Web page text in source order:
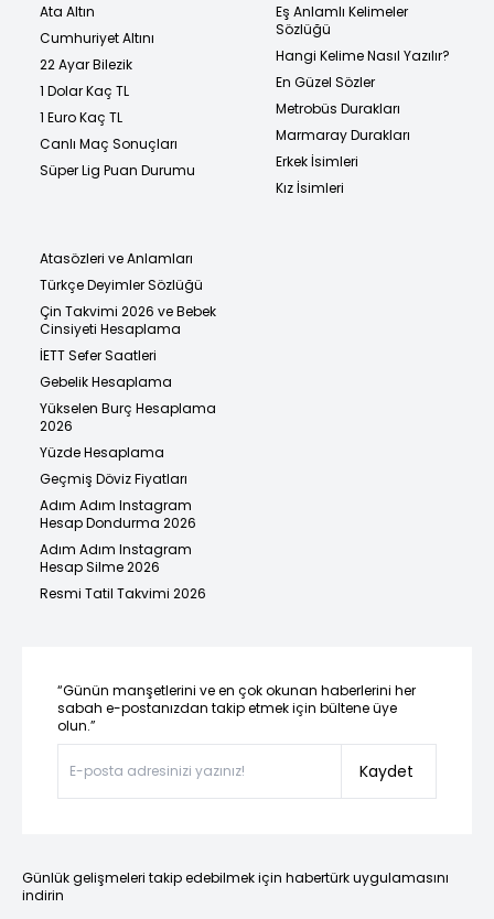
Ata Altın
Cumhuriyet Altını
22 Ayar Bilezik
1 Dolar Kaç TL
1 Euro Kaç TL
Canlı Maç Sonuçları
Süper Lig Puan Durumu
Eş Anlamlı Kelimeler
Sözlüğü
Hangi Kelime Nasıl Yazılır?
En Güzel Sözler
Metrobüs Durakları
Marmaray Durakları
Erkek İsimleri
Kız İsimleri
Atasözleri ve Anlamları
Türkçe Deyimler Sözlüğü
Çin Takvimi 2026 ve Bebek
Cinsiyeti Hesaplama
İETT Sefer Saatleri
Gebelik Hesaplama
Yükselen Burç Hesaplama
2026
Yüzde Hesaplama
Geçmiş Döviz Fiyatları
Adım Adım Instagram
Hesap Dondurma 2026
Adım Adım Instagram
Hesap Silme 2026
Resmi Tatil Takvimi 2026
“Günün manşetlerini ve en çok okunan haberlerini her
sabah e-postanızdan takip etmek için bültene üye
olun.”
Kaydet
Günlük gelişmeleri takip edebilmek için habertürk uygulamasını
indirin